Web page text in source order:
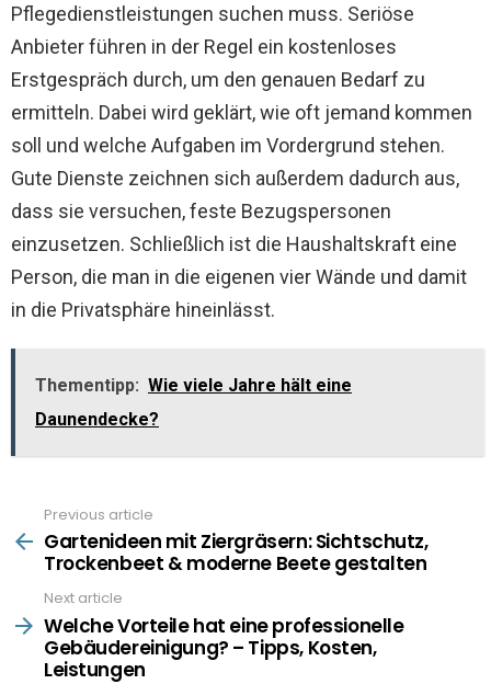
Pflegedienstleistungen suchen muss. Seriöse
Anbieter führen in der Regel ein kostenloses
Erstgespräch durch, um den genauen Bedarf zu
ermitteln. Dabei wird geklärt, wie oft jemand kommen
soll und welche Aufgaben im Vordergrund stehen.
Gute Dienste zeichnen sich außerdem dadurch aus,
dass sie versuchen, feste Bezugspersonen
einzusetzen. Schließlich ist die Haushaltskraft eine
Person, die man in die eigenen vier Wände und damit
in die Privatsphäre hineinlässt.
Thementipp: Wie viele Jahre hält eine
Daunendecke?
more
Previous article
Gartenideen mit Ziergräsern: Sichtschutz,
Trockenbeet & moderne Beete gestalten
Next article
Welche Vorteile hat eine professionelle
Gebäudereinigung? – Tipps, Kosten,
Leistungen